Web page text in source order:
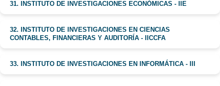
31. INSTITUTO DE INVESTIGACIONES ECONÓMICAS - IIE
32. INSTITUTO DE INVESTIGACIONES EN CIENCIAS
CONTABLES, FINANCIERAS Y AUDITORÍA - IICCFA
33. INSTITUTO DE INVESTIGACIONES EN INFORMÁTICA - III